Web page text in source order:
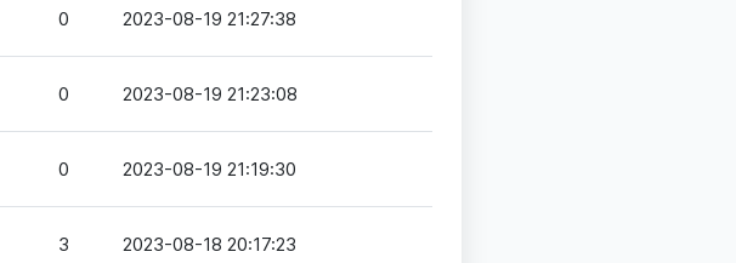
0 2023-08-19 21:27:38
0 2023-08-19 21:23:08
0 2023-08-19 21:19:30
3 2023-08-18 20:17:23